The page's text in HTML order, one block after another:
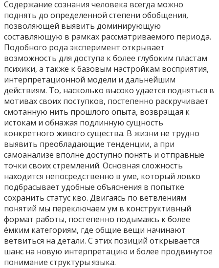
Содержание сознания человека всегда можно
поднять до определенной степени обобщения,
позволяющей выявить доминирующую
составляющую в рамках рассматриваемого периода.
Подобного рода эксперимент открывает
возможность для доступа к более глубоким пластам
психики, а также к базовым настройкам восприятия,
интерпретационной модели и дальнейшим
действиям. То, насколько высоко удается подняться в
мотивах своих поступков, постепенно раскручивает
смотанную нить прошлого опыта, возвращая к
истокам и обнажая подлинную сущность
конкретного живого существа. В жизни не трудно
выявить преобладающие тенденции, а при
самоанализе вполне доступно понять и отправные
точки своих стремлений. Основная сложность
находится непосредственно в уме, который ловко
подбрасывает удобные объяснения в попытке
сохранить статус кво. Двигаясь по ветвлениям
понятий мы переключаем ум в конструктивный
формат работы, постепенно подымаясь к более
ёмким категориям, где общие вещи начинают
ветвиться на детали. С этих позиций открывается
шанс на новую интерпретацию и более продвинутое
понимание структуры языка.